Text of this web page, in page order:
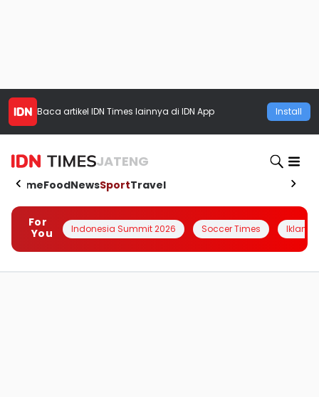
Baca artikel IDN Times lainnya di IDN App Install
JATENG
HomeFoodNewsSportTravel
For
You
Indonesia Summit 2026 Soccer Times Iklanin